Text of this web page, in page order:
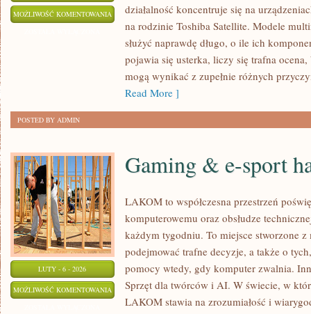
MOŻLIWOŚĆ KOMENTOWANIA AKTUALNOŚCI
NOWOŚCI
TOSHIBA
działalność koncentruje się na
na rodzinie Toshiba Satellite. Modele
służyć naprawdę długo, o ile ich
pojawia się usterka, liczy się trafna
mogą wynikać z zupełnie różnych
Read More ]
POSTED BY ADMIN
LUTY - 6 - 2026
MOŻLIWOŚĆ KOMENTOWANIA GAMING
Gaming & e-sport
LAKOM to współczesna przestrzeń
komputerowemu oraz obsłudze
każdym tygodniu. To miejsce stworzone
podejmować trafne decyzje, a także o
pomocy wtedy, gdy komputer zwalnia.
Sprzęt dla twórców i AI. W świecie, w
LAKOM stawia na zrozumiałość i